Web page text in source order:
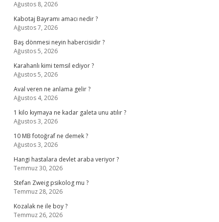
Ağustos 8, 2026
Kabotaj Bayramı amacı nedir ?
Ağustos 7, 2026
Baş dönmesi neyin habercisidir ?
Ağustos 5, 2026
Karahanlı kimi temsil ediyor ?
Ağustos 5, 2026
Aval veren ne anlama gelir ?
Ağustos 4, 2026
1 kilo kıymaya ne kadar galeta unu atılır ?
Ağustos 3, 2026
10 MB fotoğraf ne demek ?
Ağustos 3, 2026
Hangi hastalara devlet araba veriyor ?
Temmuz 30, 2026
Stefan Zweig psikolog mu ?
Temmuz 28, 2026
Kozalak ne ile boy ?
Temmuz 26, 2026